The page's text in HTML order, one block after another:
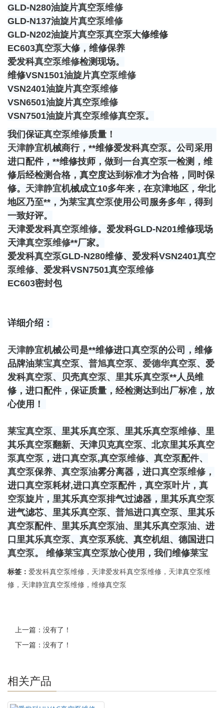
GLD-N280油旋片真空泵维修
GLD-N137油旋片真空泵维修
GLD-N202油旋片真空泵真空泵大修维修
EC603真空泵大修，维修保养
爱发科真空泵维修检测现场。
维修VSN1501油旋片真空泵维修
VSN2401油旋片真空泵维修
VSN6501油旋片真空泵维修
VSN7501油旋片真空泵维修真空泵。
我们保证真空泵维修质量！
天津静宜机械商行，**维修爱发科真空泵。公司采用
进口配件，**维修技师，做到一台真空泵一检测，维
修后经检测合格，真空度达到标准才为合格，同时保
修。 天津静宜机械成立10多年来，在京津地区，华北
地区乃至**，为莱宝真空泵使用公司服务多年，得到
一致好评。
天津爱发科真空泵维修。爱发科GLD-N201维修现场
天津真空泵维修**厂家。
爱发科真空泵GLD-N280维修、爱发科VSN2401真空
泵维修、爱发科VSN7501真空泵维修
EC603密封包
详细介绍：
天津静宜机械公司是**维修进口 真空泵的公司，维修
品牌油莱宝真空泵、 普旭真空泵、 爱德华真空泵、爱
发科真空泵、贝壳真空泵、里其乐真空泵**人员维
修，进口配件，保证质量，经检测达到出厂标准，放
心使用！
莱宝真空泵、里其乐真空泵、里其乐真空泵维修、里
其乐真空泵翻新、天津贝克真空泵、北京里其乐真空
泵真空泵 ，进口 真空泵,真空泵维修、 真空泵配件、
真空泵保养、 真空泵油雾分离器，进口 真空泵维修，
进口 真空泵耗材,进口 真空泵配件， 真空泵叶片， 真
空泵旋片，里其乐真空泵排气过滤器，里其乐真空泵
进气滤芯、里其乐真空泵、 普旭进口 真空泵、里其乐
真空泵配件、里其乐真空泵油、里其乐真空泵油、进
口里其乐真空泵、 真空泵系统、真空机组、德国进口
真空泵。 维修莱宝真空泵放心使用，我们维修莱宝
标签： 爱发科真空泵维修，天津爱发科真空泵维修，天津真空泵维
修，天津静宜真空泵维修，维修真空泵
上一篇：没有了！
下一篇：没有了！
相关产品